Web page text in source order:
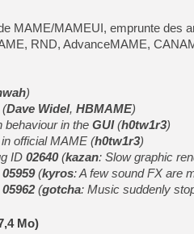
MAME/MAMEUI, emprunte des
RND, AdvanceMAME,
)
(Dave Widel, HBMAME)
behaviour in the GUI(h0tw1r3)
official MAME (h0tw1r3)
ID 02640(kazan: Slow graphic
05959(kyros: A few sound FX are
05962(gotcha: Music suddenly
Mo)